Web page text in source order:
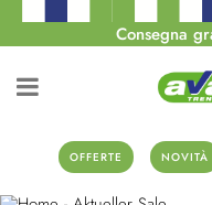
Consegna
OFFERTE NOVITÀ